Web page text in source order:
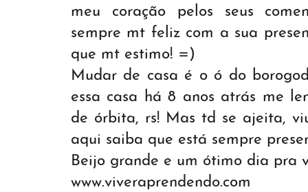
meu coração pelos seus
sempre mt feliz com a sua
que mt estimo! =)
Mudar de casa é o ó do
essa casa há 8 anos atrás me
de órbita, rs! Mas td se ajeita,
aqui saiba que está sempre
Beijo grande e um ótimo dia pra
www.viveraprendendo.com